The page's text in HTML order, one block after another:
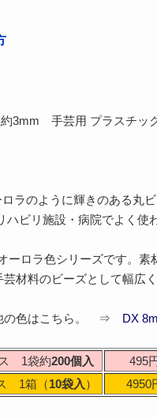
3mm 手芸用 プラスチッ
ラのように輝きのある丸ビ
ビリ施設・病院でよく使
ロラ色シリーズです。素
材料のビーズとして幅広く
の色はこちら。 ⇒ DX
1袋約200個入
495
1箱（10袋入 ） 4950